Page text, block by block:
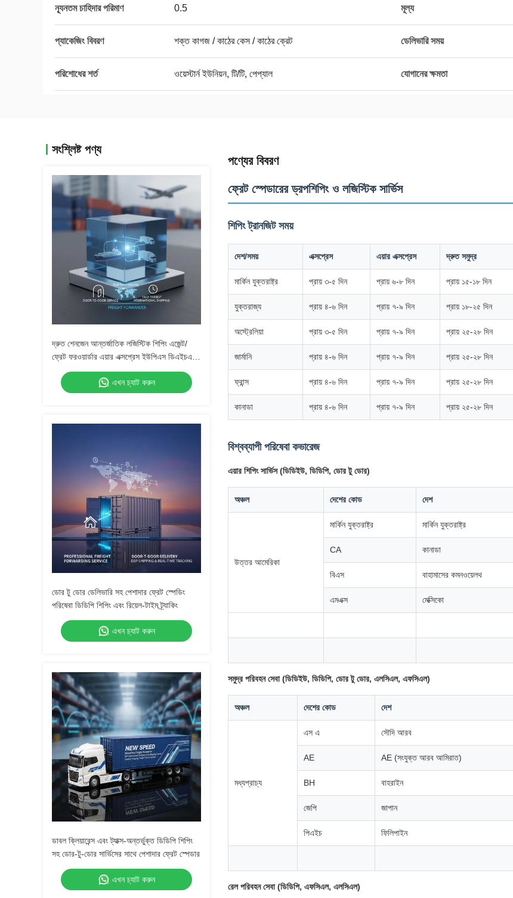
ন্যূনতম চাহিদার পরিমাণ 0.5 মূল্য
প্যাকেজিং বিবরণ শক্ত কাগজ / কাঠের কেস / কাঠের ক্রেট ডেলিভারি সময়
পরিশোধের শর্ত ওয়েস্টার্ন ইউনিয়ন, টি/টি, পেপ্যাল যোগানের ক্ষমতা
সংশ্লিষ্ট পণ্য
দ্রুত শেনজেন আন্তর্জাতিক লজিস্টিক শিপিং এজেন্ট/
ফ্রেট ফরওয়ার্ডার এয়ার এক্সপ্রেস ইউপিএস ডিএইচএল
ফেডেক্স দ্বারা চীন থেকে কানাডা
এখন চ্যাট করুন
ডোর টু ডোর ডেলিভারি সহ পেশাদার ফ্রেট স্পেডিং
পরিষেবা ডিডিপি শিপিং এবং রিয়েল-টাইম ট্র্যাকিং
এখন চ্যাট করুন
ডাবল ক্লিয়ারেন্স এবং ট্যাক্স-অন্তর্ভুক্ত ডিডিপি শিপিং
সহ ডোর-টু-ডোর সার্ভিসের সাথে পেশাদার ফ্রেট স্পেডার
এখন চ্যাট করুন
পণ্যের বিবরণ
ফ্রেট স্পেডারের ড্রপশিপিং ও লজিস্টিক সার্ভিস
শিপিং ট্রানজিট সময়
দেশ/সময় এক্সপ্রেস এয়ার এক্সপ্রেস দ্রুত সমুদ্র
মার্কিন যুক্তরাষ্ট্র প্রায় ৩-৫ দিন প্রায় ৬-৮ দিন প্রায় ১৫-১৮ দিন
যুক্তরাজ্য প্রায় ৪-৬ দিন প্রায় ৭-৯ দিন প্রায় ১৮-২৫ দিন
অস্ট্রেলিয়া প্রায় ৩-৫ দিন প্রায় ৭-৯ দিন প্রায় ২৫-২৮ দিন
জার্মানি প্রায় ৪-৬ দিন প্রায় ৭-৯ দিন প্রায় ২৫-২৮ দিন
ফ্রান্স প্রায় ৪-৬ দিন প্রায় ৭-৯ দিন প্রায় ২৫-২৮ দিন
কানাডা প্রায় ৪-৬ দিন প্রায় ৭-৯ দিন প্রায় ২৫-২৮ দিন
বিশ্বব্যাপী পরিষেবা কভারেজ
এয়ার শিপিং সার্ভিস (ডিডিইউ, ডিডিপি, ডোর টু ডোর)
অঞ্চল দেশের কোড দেশ
উত্তর আমেরিকা
মার্কিন যুক্তরাষ্ট্র মার্কিন যুক্তরাষ্ট্র
CA কানাডা
বিএস বাহামাসের কমনওয়েলথ
এমএক্স মেক্সিকো
সমুদ্র পরিবহন সেবা (ডিডিইউ, ডিডিপি, ডোর টু ডোর, এলসিএল, এফসিএল)
অঞ্চল দেশের কোড দেশ
মধ্যপ্রাচ্য
এস এ সৌদি আরব
AE AE (সংযুক্ত আরব আমিরাত)
BH বাহরাইন
জেপি জাপান
পিএইচ ফিলিপাইন
রেল পরিবহন সেবা (ডিডিপি, এফসিএল, এলসিএল)